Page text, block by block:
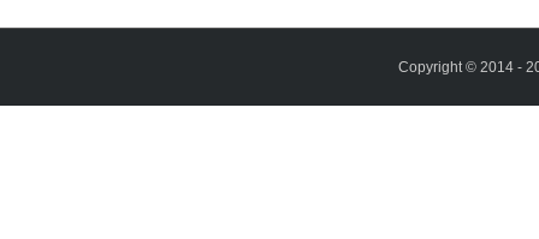
Copyright © 2014 -